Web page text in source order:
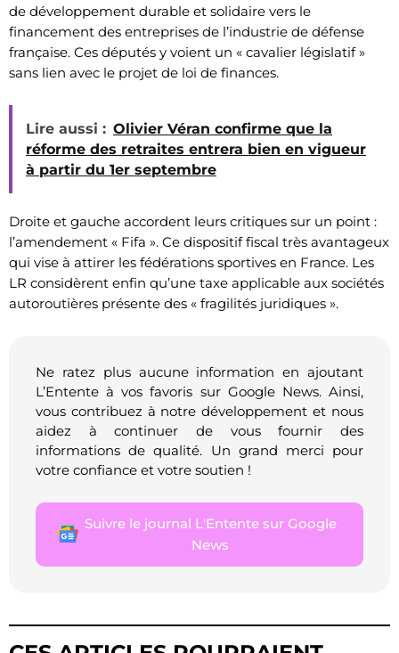
de développement durable et solidaire vers le
financement des entreprises de l’industrie de défense
française. Ces députés y voient un « cavalier législatif »
sans lien avec le projet de loi de finances.
Lire aussi : Olivier Véran confirme que la
réforme des retraites entrera bien en vigueur
à partir du 1er septembre
Droite et gauche accordent leurs critiques sur un point :
l’amendement « Fifa ». Ce dispositif fiscal très avantageux
qui vise à attirer les fédérations sportives en France. Les
LR considèrent enfin qu’une taxe applicable aux sociétés
autoroutières présente des « fragilités juridiques ».
Ne ratez plus aucune information en ajoutant
L’Entente à vos favoris sur Google News. Ainsi,
vous contribuez à notre développement et nous
aidez à continuer de vous fournir des
informations de qualité. Un grand merci pour
votre confiance et votre soutien !
Suivre le journal L'Entente sur Google
News